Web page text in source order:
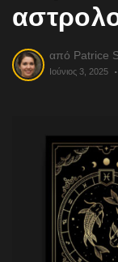
από Patrice
Ιούνιος 3, 2025